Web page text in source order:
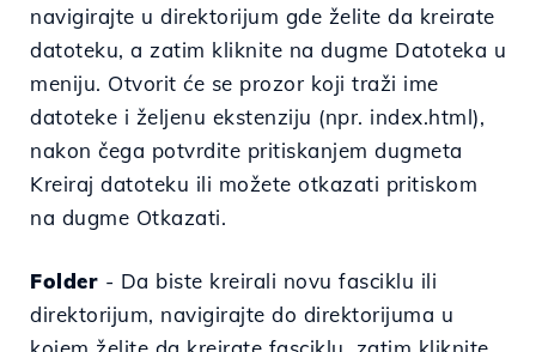
navigirajte u direktorijum gde želite da kreirate
datoteku, a zatim kliknite na dugme Datoteka u
meniju. Otvorit će se prozor koji traži ime
datoteke i željenu ekstenziju (npr. index.html),
nakon čega potvrdite pritiskanjem dugmeta
Kreiraj datoteku ili možete otkazati pritiskom
na dugme Otkazati.
Folder - Da biste kreirali novu fasciklu ili
direktorijum, navigirajte do direktorijuma u